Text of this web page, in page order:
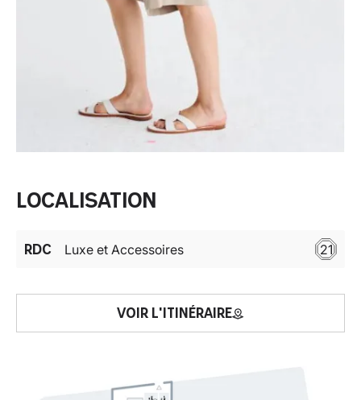
Localisation
RDC Luxe et Accessoires 21
VOIR L'ITINÉRAIRE